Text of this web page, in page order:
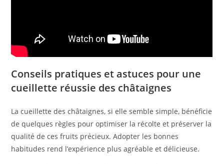
Conseils pratiques et astuces pour une
cueillette réussie des châtaignes
La cueillette des châtaignes, si elle semble simple, bénéficie
de quelques règles pour optimiser la récolte et préserver la
qualité de ces fruits précieux. Adopter les bonnes
habitudes rend l’expérience plus agréable et délicieuse.